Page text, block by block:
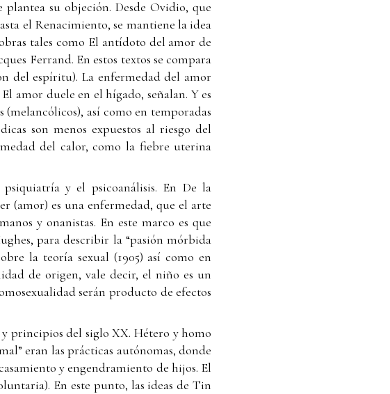
plantea su objeción. Desde Ovidio, que
el Renacimiento, se mantiene la idea
tales como El antídoto del amor de
Ferrand. En estos textos se compara
del espíritu). La enfermedad del amor
amor duele en el hígado, señalan. Y es
así como en temporadas
son menos expuestos al riesgo del
del calor, como la fiebre uterina
y el psicoanálisis. En De la
(amor) es una enfermedad, que el arte
y onanistas. En este marco es que
para describir la “pasión mórbida
la teoría sexual (1905) así como en
de origen, vale decir, el niño es un
serán producto de efectos
principios del siglo XX. Hétero y homo
eran las prácticas autónomas, donde
y engendramiento de hijos. El
En este punto, las ideas de Tin